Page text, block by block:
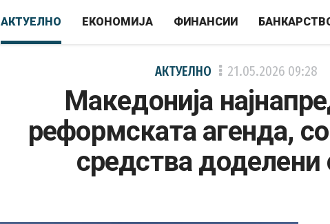
АКТУЕЛНО ЕКОНОМИЈА ФИНАНСИИ
АКТУЕЛНО 21.05.2026 09:28
Македонија
реформската агенда,
средства доделени